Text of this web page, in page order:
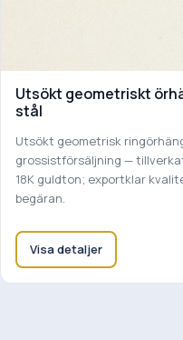
Utsökt geometriskt
stål
Utsökt geometrisk
grossistförsäljning —
18K guldton; exportklar
begäran.
Visa detaljer